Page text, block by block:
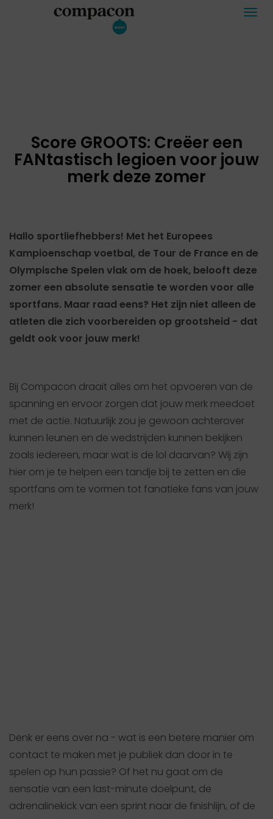
Score GROOTS: Creëer een
FANtastisch legioen voor jouw
merk deze zomer
Hallo sportliefhebbers! Met het Europees
Kampioenschap voetbal, de Tour de France en de
Olympische Spelen vlak om de hoek, belooft deze
zomer een absolute sensatie te worden voor alle
sportfans. Maar raad eens? Het zijn niet alleen de
atleten die zich voorbereiden op grootsheid - dat
geldt ook voor jouw merk!
Bij Compacon draait alles om het opvoeren van de
spanning en ervoor zorgen dat jouw merk meedoet
met de actie. Natuurlijk zou je gewoon achterover
kunnen leunen en de wedstrijden kunnen bekijken
zoals iedereen, maar wat is de lol daarvan? Wij zijn
hier om je te helpen een tandje bij te zetten en die
sportfans om te vormen tot fanatieke fans van jouw
merk!
Denk er eens over na - wat is een betere manier om
contact te maken met je publiek dan door in te
spelen op hun passie? Of het nu gaat om de
sensatie van een last-minute doelpunt, de
adrenalinekick van een sprint naar de finishlijn, of de